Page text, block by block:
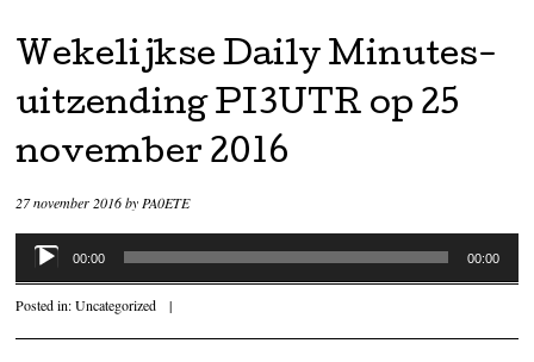
Wekelijkse Daily Minutes-
uitzending PI3UTR op 25
november 2016
27 november 2016byPA0ETE
Audiospeler
00:00 00:00
Posted in:Uncategorized |